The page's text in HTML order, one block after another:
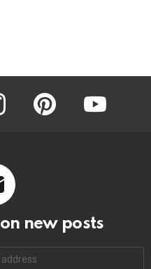
instagram pinterest youtube
new posts